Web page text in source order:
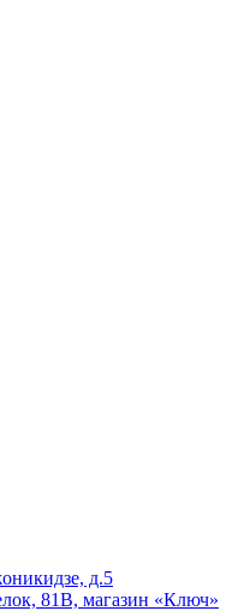
д.5
81В, магазин «Ключ»